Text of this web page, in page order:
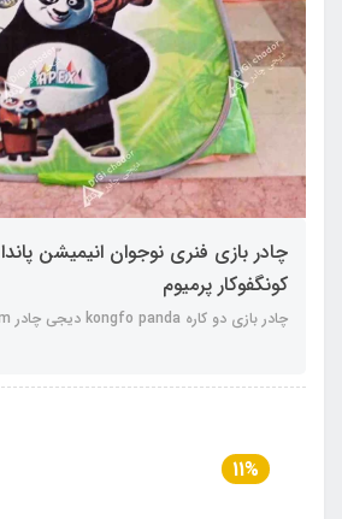
چادر بازی فنری نوجوان انیمیشن پاندا
کونگفوکار پرمیوم
چادر بازی دو کاره kongfo panda دیجی چادر premium
11%